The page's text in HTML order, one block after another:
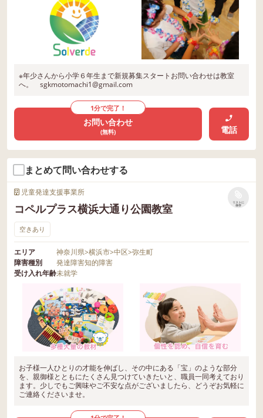
※年少さんから小学６年生まで新規募集スタートお問い合わせは教室
へ。 sgkmotomachi1@gmail.com
1分で完了！
お問い合わせ
(無料) 電話
まとめて問い合わせする
児童発達支援事業所
コペルプラス横浜大通り公園教室
リストに
保存
空きあり
エリア 神奈川県>横浜市>中区>弥生町
障害種別
発達障害知的障害
受け入れ年齢未就学
お子様一人ひとりの才能を伸ばし、その中にある「宝」のような部分
を、親御様とともにたくさん見つけていきたいと、職員一同考えており
ます。少しでもご興味やご不安な点がございましたら、どうぞお気軽に
ご連絡くださいませ。